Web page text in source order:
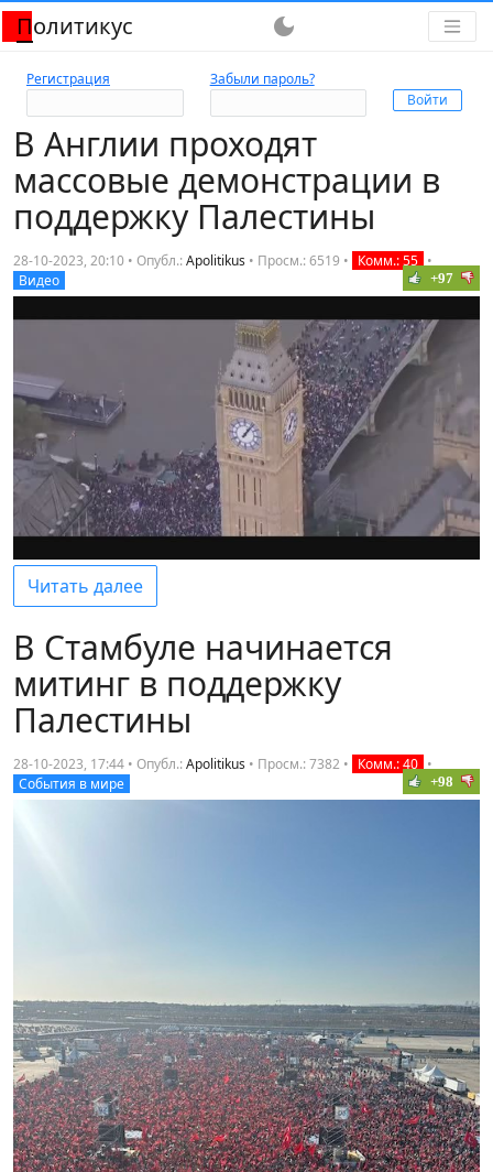
Политикус dark_mode
Регистрация Забыли пароль?
В Англии проходят
массовые демонстрации в
поддержку Палестины
28-10-2023, 20:10 • Опубл.:Apolitikus • Просм.: 6519 • Комм.: 55 •
Видео
+97
Читать далее
В Стамбуле начинается
митинг в поддержку
Палестины
28-10-2023, 17:44 • Опубл.:Apolitikus • Просм.: 7382 • Комм.: 40 •
События в мире
+98